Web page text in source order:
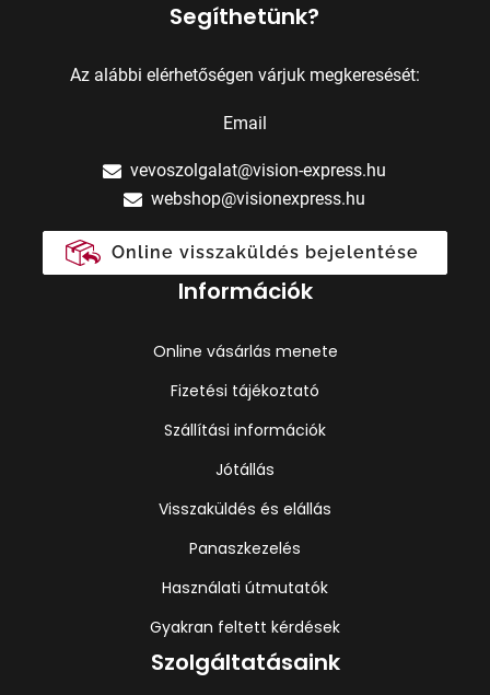
Segíthetünk?
Az alábbi elérhetőségen várjuk megkeresését:
Email
vevoszolgalat@vision-express.hu
webshop@visionexpress.hu
Online visszaküldés bejelentése
Információk
Online vásárlás menete
Fizetési tájékoztató
Szállítási információk
Jótállás
Visszaküldés és elállás
Panaszkezelés
Használati útmutatók
Gyakran feltett kérdések
Szolgáltatásaink